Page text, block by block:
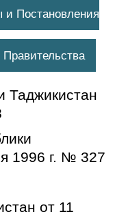
и Постановления
Таджикистан
1996 г. № 327
от 11